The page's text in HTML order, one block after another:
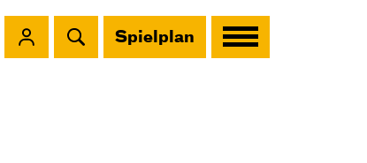
Spielplan